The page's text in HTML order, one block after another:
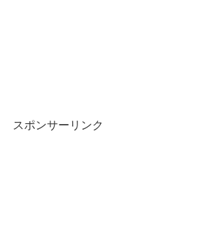
スポンサーリンク